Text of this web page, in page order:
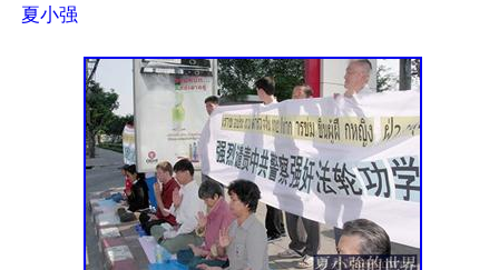
夏小强